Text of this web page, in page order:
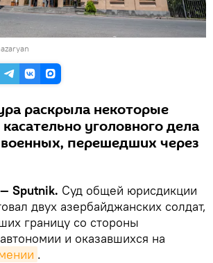
раскрыла некоторые
уголовного дела
перешедших через
Sputnik. Суд общей юрисдикции
двух азербайджанских солдат,
границу со стороны
и оказавшихся на
.